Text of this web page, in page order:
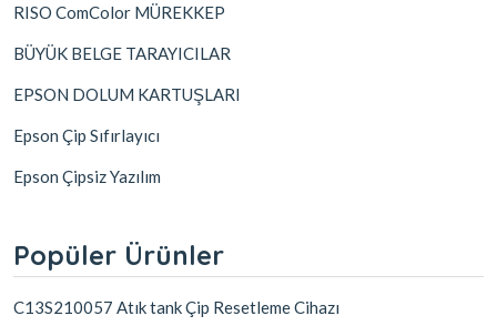
RISO ComColor MÜREKKEP
BÜYÜK BELGE TARAYICILAR
EPSON DOLUM KARTUŞLARI
Epson Çip Sıfırlayıcı
Epson Çipsiz Yazılım
Popüler Ürünler
C13S210057 Atık tank Çip Resetleme Cihazı